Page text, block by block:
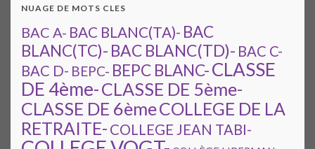
NUAGE DE MOTS CLES
BAC A- BAC BLANC(TA)- BAC
BLANC(TC)- BAC BLANC(TD)- BAC C-
BAC D- BEPC- BEPC BLANC-CLASSE
DE 4ème-CLASSE DE 5ème-
CLASSE DE 6èmeCOLLEGE DE LA
RETRAITE- COLLEGE JEAN TABI-